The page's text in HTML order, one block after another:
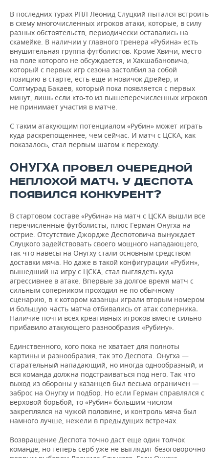
В последних турах РПЛ Леонид Слуцкий пытался встроить
в схему многочисленных игроков атаки, которые, в силу
разных обстоятельств, периодически оставались на
скамейке. В наличии у главного тренера «Рубина» есть
внушительная группа футболистов. Кроме Хвичи, место
на поле которого не обсуждается, и Хакшабановича,
который с первых игр сезона застолбил за собой
позицию в старте, есть еще и новичок Дрейер, и
Солтмурад Бакаев, который пока появляется с первых
минут, лишь если кто-то из вышеперечисленных игроков
не принимает участия в матче.
С таким атакующим потенциалом «Рубин» может играть
куда раскрепощеннее, чем сейчас. И матч с ЦСКА, как
показалось, стал первым шагом к переходу.
ОНУГХА ПРОВЕЛ ОЧЕРЕДНОЙ
НЕПЛОХОЙ МАТЧ. У ДЕСПОТА
ПОЯВИЛСЯ КОНКУРЕНТ?
В стартовом составе «Рубина» на матч с ЦСКА вышли все
перечисленные футболисты, плюс Герман Онугха на
острие. Отсутствие Джордже Деспотовича вынуждает
Слуцкого задействовать своего мощного нападающего,
так что навесы на Онугху стали основным средством
доставки мяча. Но даже в такой конфигурации «Рубин»,
вышедший на игру с ЦСКА, стал выглядеть куда
агрессивнее в атаке. Впервые за долгое время матч с
сильным соперником проходил не по обычному
сценарию, в к котором казанцы играли вторым номером
и большую часть матча отбивались от атак соперника.
Наличие почти всех креативных игроков вместе сильно
прибавило атакующего разнообразия «Рубину».
Единственного, кого пока не хватает для полноты
картины и разнообразия, так это Деспота. Онугха —
старательный нападающий, но иногда однообразный, и
вся команда должна подстраиваться под него. Так что
выход из обороны у казанцев был весьма ограничен —
заброс на Онугху и подбор. Но если Герман справлялся с
верховой борьбой, то «Рубин» большим числом
закреплялся на чужой половине, и контроль мяча был
намного лучше, нежели в предыдущих встречах.
Возвращение Деспота точно даст еще один толчок
команде, но теперь серб уже не выглядит безоговорочно